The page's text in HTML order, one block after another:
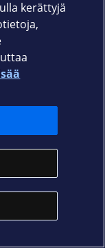
on
kerättyjä